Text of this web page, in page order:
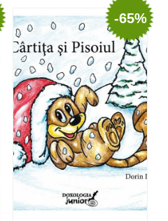
Adaugă în coș Wishlist-65%